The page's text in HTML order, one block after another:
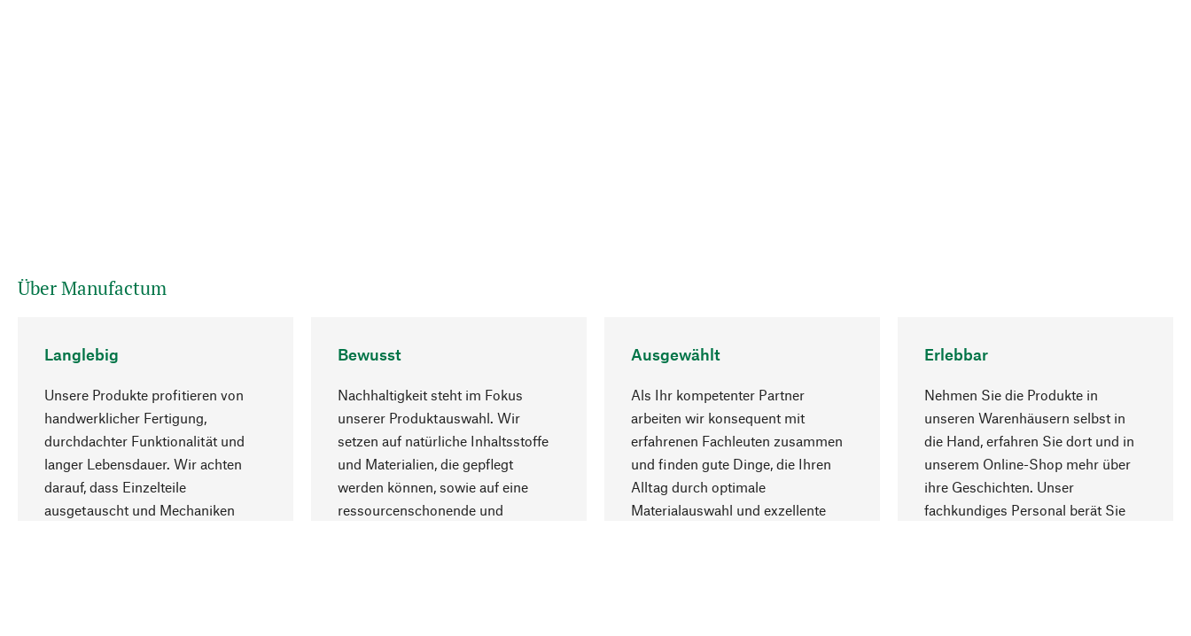
Über Manufactum
Langlebig
Unsere Produkte profitieren von
handwerklicher Fertigung,
durchdachter Funktionalität und
langer Lebensdauer. Wir achten
darauf, dass Einzelteile
ausgetauscht und Mechaniken
Bewusst
Nachhaltigkeit steht im Fokus
unserer Produktauswahl. Wir
setzen auf natürliche Inhaltsstoffe
und Materialien, die gepflegt
werden können, sowie auf eine
ressourcenschonende und
Ausgewählt
Als Ihr kompetenter Partner
arbeiten wir konsequent mit
erfahrenen Fachleuten zusammen
und finden gute Dinge, die Ihren
Alltag durch optimale
Materialauswahl und exzellente
Erlebbar
Nehmen Sie die Produkte in
unseren Warenhäusern selbst in
die Hand, erfahren Sie dort und in
unserem Online-Shop mehr über
ihre Geschichten. Unser
fachkundiges Personal berät Sie